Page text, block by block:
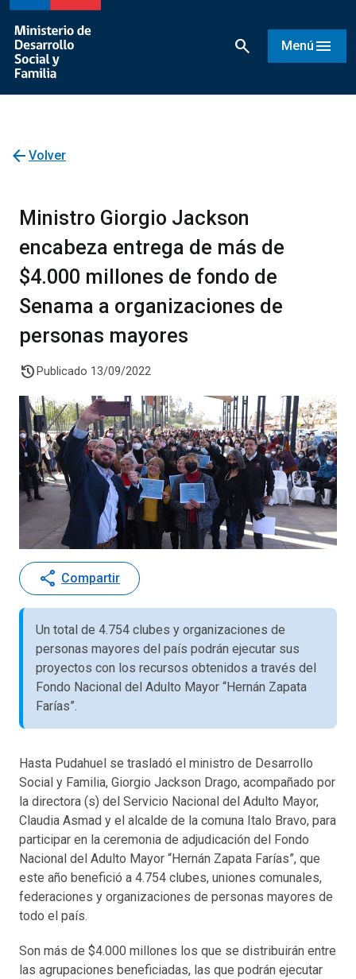
search Menú menu
arrow_back Volver
Ministro Giorgio Jackson
encabeza entrega de más de
$4.000 millones de fondo de
Senama a organizaciones de
personas mayores
history Publicado 13/09/2022
share Compartir
Un total de 4.754 clubes y organizaciones de
personas mayores del país podrán ejecutar sus
proyectos con los recursos obtenidos a través del
Fondo Nacional del Adulto Mayor “Hernán Zapata
Farías”.
Hasta Pudahuel se trasladó el ministro de Desarrollo
Social y Familia, Giorgio Jackson Drago, acompañado por
la directora (s) del Servicio Nacional del Adulto Mayor,
Claudia Asmad y el alcalde de la comuna Italo Bravo, para
participar en la ceremonia de adjudicación del Fondo
Nacional del Adulto Mayor “Hernán Zapata Farías”, que
este año benefició a 4.754 clubes, uniones comunales,
federaciones y organizaciones de personas mayores de
todo el país.
Son más de $4.000 millones los que se distribuirán entre
las agrupaciones beneficiadas, las que podrán ejecutar